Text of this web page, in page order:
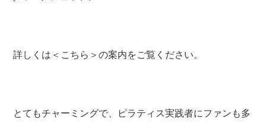
詳しくは＜ こちら ＞の案内をご覧ください。
とてもチャーミングで、ピラティス実践者にファンも多